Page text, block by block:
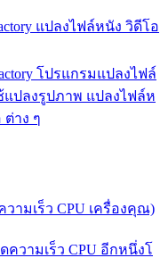
แปลงไฟล์หนัง วิดีโอ
โปรแกรมแปลงไฟล์
แปลงรูปภาพ แปลงไฟล์ห
ต่าง ๆ
วามเร็ว CPU เครื่องคุณ)
ความเร็ว CPU อีกหนึ่งโ